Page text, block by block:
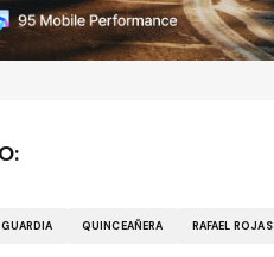
QUINCEAÑERA RAFAEL ROJAS